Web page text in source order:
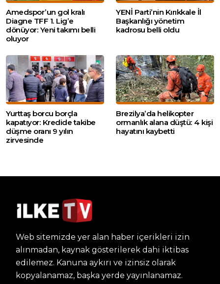
Amedspor’un gol kralı
Diagne TFF 1. Lig’e
dönüyor: Yeni takımı belli
oluyor
YENİ Parti’nin Kırıkkale İl
Başkanlığı yönetim
kadrosu belli oldu
Yurttaş borcu borçla
kapatıyor: Kredide takibe
düşme oranı 9 yılın
zirvesinde
Brezilya’da helikopter
ormanlık alana düştü: 4 kişi
hayatını kaybetti
Web sitemizde yer alan haber içerikleri izin
alınmadan, kaynak gösterilerek dahi iktibas
edilemez. Kanuna aykırı ve izinsiz olarak
kopyalanamaz, başka yerde yayınlanamaz.